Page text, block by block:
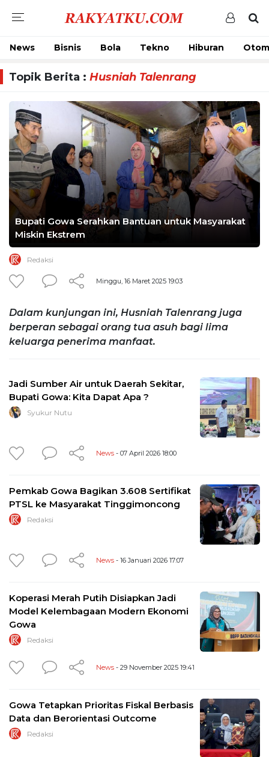
News Bisnis Bola Tekno Hiburan
Topik Berita : Husniah Talenrang
Bupati Gowa Serahkan Bantuan untuk Masyarakat
Miskin Ekstrem
Redaksi
Minggu, 16 Maret 2025 19:03
Dalam kunjungan ini, Husniah Talenrang juga
berperan sebagai orang tua asuh bagi lima
keluarga penerima manfaat.
Jadi Sumber Air untuk Daerah Sekitar,
Bupati Gowa: Kita Dapat Apa ?
Syukur Nutu
News - 07 April 2026 18:00
Pemkab Gowa Bagikan 3.608 Sertifikat
PTSL ke Masyarakat Tinggimoncong
Redaksi
News - 16 Januari 2026 17:07
Koperasi Merah Putih Disiapkan Jadi
Model Kelembagaan Modern Ekonomi
Gowa
Redaksi
News - 29 November 2025 19:41
Gowa Tetapkan Prioritas Fiskal Berbasis
Data dan Berorientasi Outcome
Redaksi